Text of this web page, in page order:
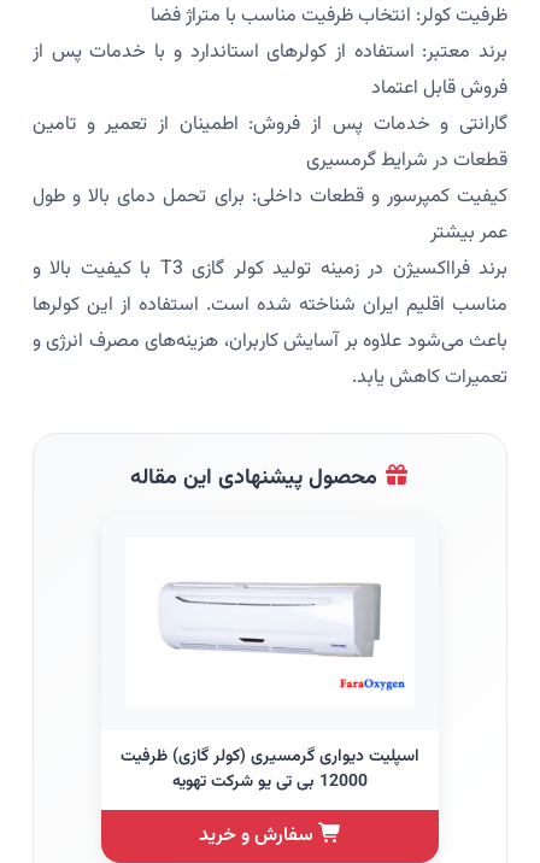
ظرفیت کولر: انتخاب ظرفیت مناسب با متراژ فضا
برند معتبر: استفاده از کولرهای استاندارد و با خدمات پس از
فروش قابل اعتماد
گارانتی و خدمات پس از فروش: اطمینان از تعمیر و تامین
قطعات در شرایط گرمسیری
کیفیت کمپرسور و قطعات داخلی: برای تحمل دمای بالا و طول
عمر بیشتر
برند فرااکسیژن در زمینه تولید کولر گازی T3 با کیفیت بالا و
مناسب اقلیم ایران شناخته شده است. استفاده از این کولرها
باعث می‌شود علاوه بر آسایش کاربران، هزینه‌های مصرف انرژی و
تعمیرات کاهش یابد.
محصول پیشنهادی این مقاله
اسپلیت دیواری گرمسیری (کولر گازی) ظرفیت
12000 بی تی یو شرکت تهویه
سفارش و خرید